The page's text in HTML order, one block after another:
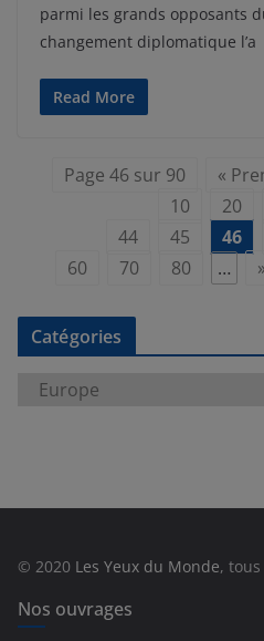
parmi les grands opposants
changement diplomatique l’a
Read More
Page 46 sur 90 «
10
20
44
45 46
60
70 80 … »
Catégories
e
© 2020 Les Yeux du Monde,
Nos ouvrages